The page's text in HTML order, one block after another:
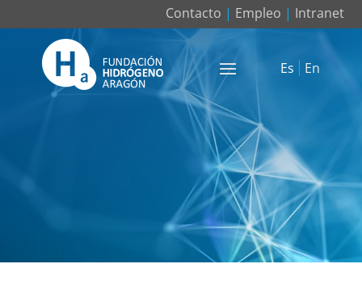
Contacto | Empleo | Intranet
Es En